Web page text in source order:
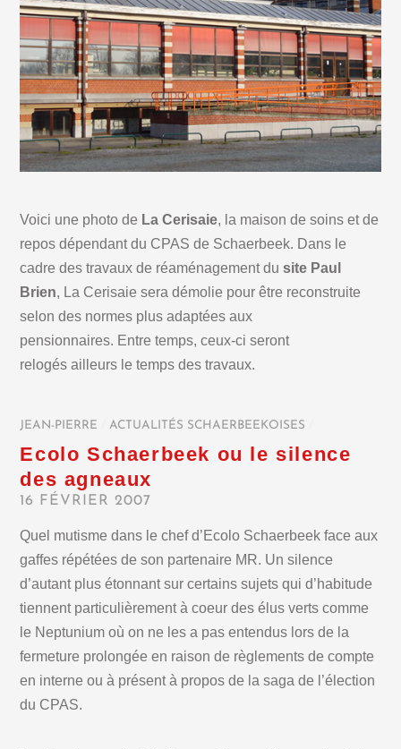
Voici une photo de La Cerisaie, la maison de soins et de
repos dépendant du CPAS de Schaerbeek. Dans le
cadre des travaux de réaménagement dusite Paul
Brien, La Cerisaie sera démolie pour être reconstruite
selon des normes plus adaptées aux
pensionnaires. Entre temps, ceux-ci seront
relogés ailleurs le temps des travaux.
JEAN-PIERRE ACTUALITÉS SCHAERBEEKOISES
Ecolo Schaerbeek ou le silence
des agneaux
16 FÉVRIER 2007
Quel mutisme dans le chef d’Ecolo Schaerbeek face aux
gaffes répétées de son partenaire MR. Un silence
d’autant plus étonnant sur certains sujets qui d’habitude
tiennent particulièrement à coeur des élus verts comme
le Neptunium où on ne les a pas entendus lors de la
fermeture prolongée en raison de règlements de compte
en interne ou à présent à propos de la saga de l’élection
du CPAS.